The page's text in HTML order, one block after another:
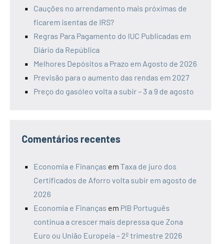
Cauções no arrendamento mais próximas de
ficarem isentas de IRS?
Regras Para Pagamento do IUC Publicadas em
Diário da República
Melhores Depósitos a Prazo em Agosto de 2026
Previsão para o aumento das rendas em 2027
Preço do gasóleo volta a subir – 3 a 9 de agosto
Comentários recentes
Economia e Finanças em Taxa de juro dos
Certificados de Aforro volta subir em agosto de
2026
Economia e Finanças em PIB Português
continua a crescer mais depressa que Zona
Euro ou União Europeia – 2º trimestre 2026